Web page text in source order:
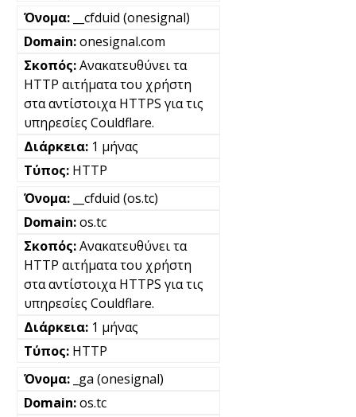
__cfduid (onesignal)
onesignal.com
Ανακατευθύνει τα
HTTP αιτήματα του χρήστη
στα αντίστοιχα HTTPS για τις
υπηρεσίες Couldflare.
1 μήνας
HTTP
__cfduid (os.tc)
os.tc
Ανακατευθύνει τα
HTTP αιτήματα του χρήστη
στα αντίστοιχα HTTPS για τις
υπηρεσίες Couldflare.
1 μήνας
HTTP
_ga (onesignal)
os.tc